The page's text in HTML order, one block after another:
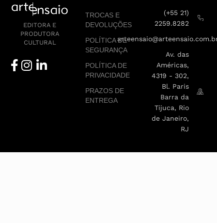
EDITORA E
PRODUTORA
CULTURAL
TROCAS E
DEVOLUÇÕES
POLÍTICA DE
SEGURANÇA
POLÍTICA DE
PRIVACIDADE
PRAZOS DE
ENTREGA
(+55 21)
2259.8282
Av. das
Américas,
4319 - 302,
Bl. Paris
Barra da
Tijuca, Rio
de Janeiro,
RJ